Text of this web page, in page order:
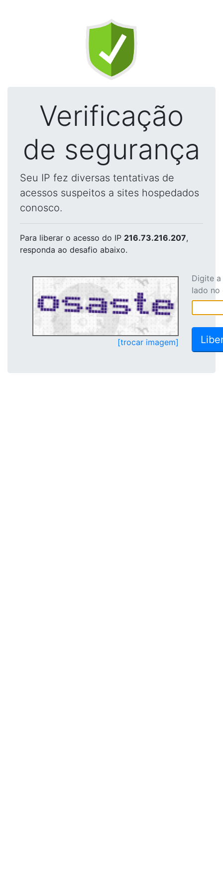
Verificação
de segurança
Seu IP fez diversas tentativas de
acessos suspeitos a sites hospedados
conosco.
Para liberar o acesso do IP 216.73.216.207,
responda ao desafio abaixo.
[trocar imagem]
Digite
lado no